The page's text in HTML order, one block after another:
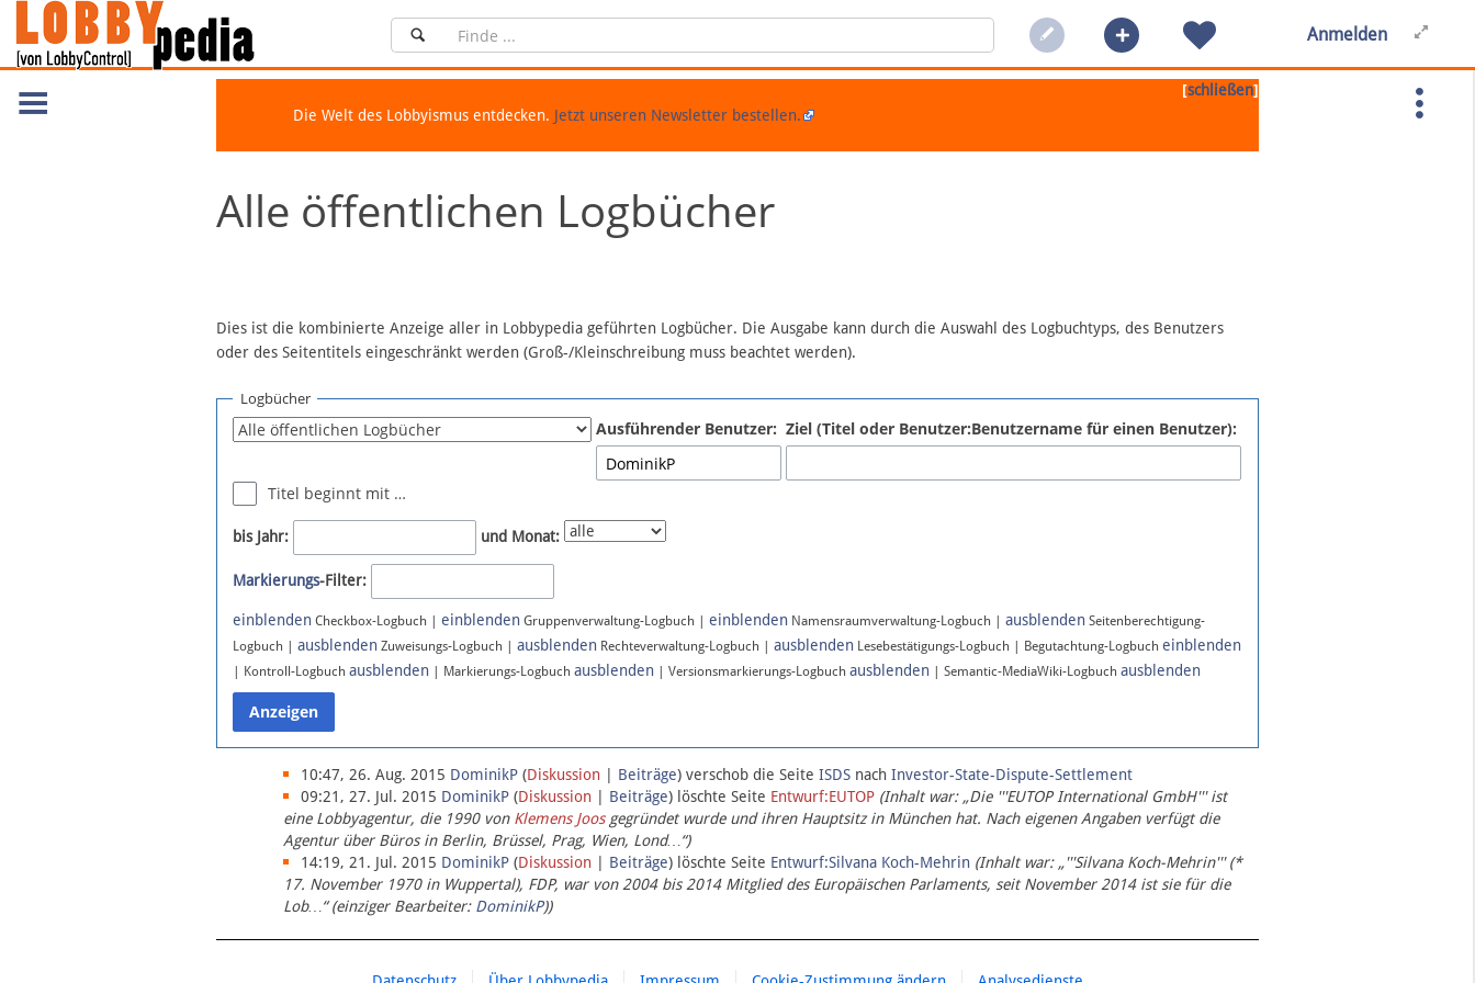
Anmelden
[schließen]
Die Welt des Lobbyismus entdecken. Jetzt unseren Newsletter bestellen.
Alle öffentlichen Logbücher
Dies ist die kombinierte Anzeige aller in Lobbypedia geführten Logbücher. Die Ausgabe kann durch die Auswahl des Logbuchtyps, des Benutzers
oder des Seitentitels eingeschränkt werden (Groß-/Kleinschreibung muss beachtet werden).
Logbücher
Ausführender Benutzer: Ziel (Titel oder Benutzer:Benutzername für einen Benutzer):
Titel beginnt mit …
bis Jahr: und Monat:
Markierungs-Filter:
einblenden Checkbox-Logbuch | einblenden Gruppenverwaltung-Logbuch | einblenden Namensraumverwaltung-Logbuch | ausblenden Seitenberechtigung-
Logbuch | ausblenden Zuweisungs-Logbuch | ausblenden Rechteverwaltung-Logbuch | ausblenden Lesebestätigungs-Logbuch | Begutachtung-Logbuch einblenden
| Kontroll-Logbuch ausblenden | Markierungs-Logbuch ausblenden | Versionsmarkierungs-Logbuch ausblenden | Semantic-MediaWiki-Logbuch ausblenden
10:47, 26. Aug. 2015 DominikP (Diskussion | Beiträge) verschob die Seite ISDS nach Investor-State-Dispute-Settlement
09:21, 27. Jul. 2015 DominikP (Diskussion | Beiträge) löschte Seite Entwurf:EUTOP (Inhalt war: „Die '''EUTOP International GmbH''' ist
eine Lobbyagentur, die 1990 von Klemens Joosgegründet wurde und ihren Hauptsitz in München hat. Nach eigenen Angaben verfügt die
Agentur über Büros in Berlin, Brüssel, Prag, Wien, Lond…“)
14:19, 21. Jul. 2015 DominikP (Diskussion | Beiträge) löschte Seite Entwurf:Silvana Koch-Mehrin (Inhalt war: „'''Silvana Koch-Mehrin''' (*
17. November 1970 in Wuppertal), FDP, war von 2004 bis 2014 Mitglied des Europäischen Parlaments, seit November 2014 ist sie für die
Lob…“ (einziger Bearbeiter: DominikP))